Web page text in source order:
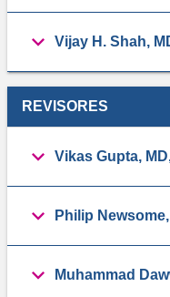
Vijay H. Shah,
REVISORES
Vikas Gupta,
Philip
Muhammad